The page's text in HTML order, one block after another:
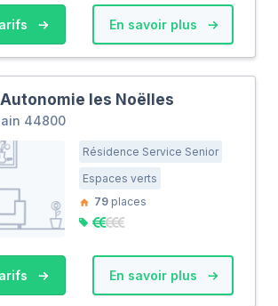
En savoir plus
les Noëlles
44800
Résidence Service Senior
Espaces verts
79 places
En savoir plus